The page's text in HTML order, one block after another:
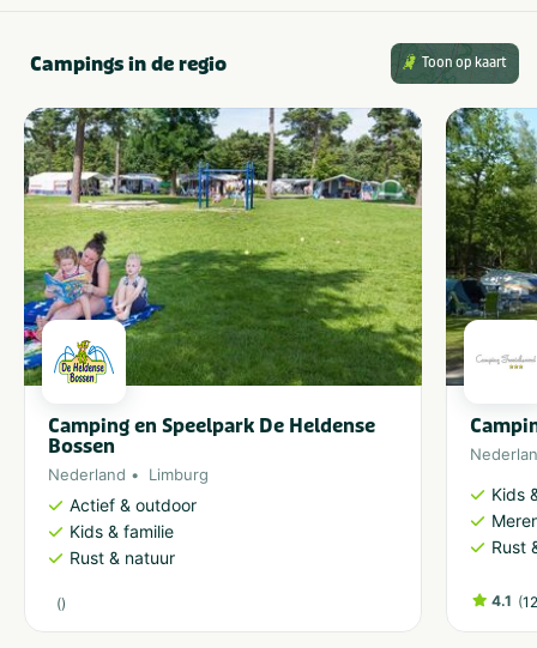
Campings in de regio Toon op kaart
Camping en Speelpark De Heldense
Bossen
Nederland Limburg
Actief & outdoor
Kids & familie
Rust & natuur
()
Kids
Rust
4.1 (